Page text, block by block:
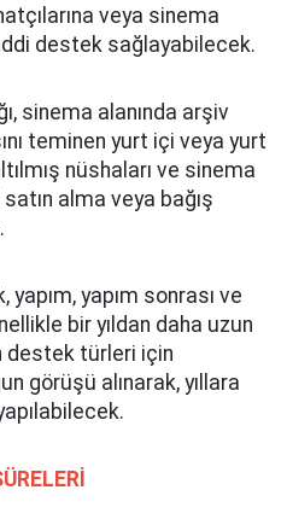
veya sinema
destek sağlayabilecek.
sinema alanında arşiv
teminen yurt içi veya yurt
nüshaları ve sinema
alma veya bağış
yapım, yapım sonrası ve
bir yıldan daha uzun
destek türleri için
görüşü alınarak, yıllara